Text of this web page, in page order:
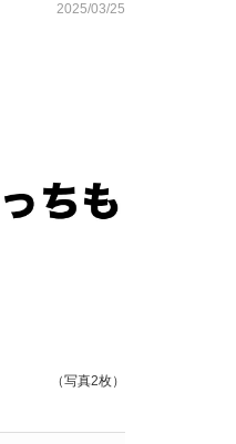
2025/03/25
（写真2枚）